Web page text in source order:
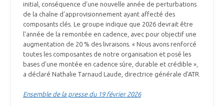
initial, conséquence d'une nouvelle année de perturbations
de la chaîne d'approvisionnement ayant affecté des
composants clés. Le groupe indique que 2026 devrait être
l'année de la remontée en cadence, avec pour objectif une
augmentation de 20 % des livraisons. « Nous avons renforcé
toutes les composantes de notre organisation et posé les
bases d'une montée en cadence sûre, durable et crédible »,
a déclaré Nathalie Tarnaud Laude, directrice générale d’ATR.
Ensemble de la presse du 19 février 2026